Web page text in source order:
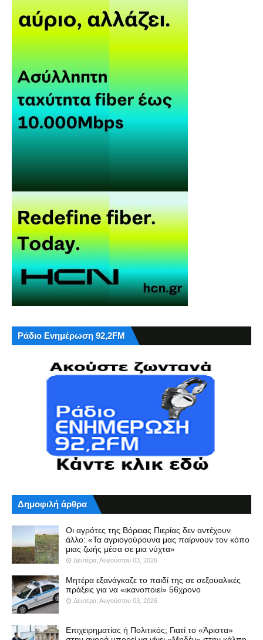
Ράδιο Ενημέρωση 92,2FM
Δημοφιλή άρθρα
Οι αγρότες της Βόρειας Πιερίας δεν αντέχουν
άλλο: «Τα αγριογούρουνα μας παίρνουν τον κόπο
μιας ζωής μέσα σε μια νύχτα»
Δευτέρα, Αυγούστου 03, 2026
Μητέρα εξανάγκαζε το παιδί της σε σεξουαλικές
πράξεις για να «ικανοποιεί» 56χρονο
Δευτέρα, Αυγούστου 03, 2026
Επιχειρηματίας ή Πολιτικός; Γιατί το «Άριστα»